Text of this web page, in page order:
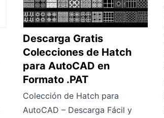
Descarga Gratis
Colecciones de Hatch
para AutoCAD en
Formato .PAT
Colección de Hatch para
AutoCAD – Descarga Fácil y